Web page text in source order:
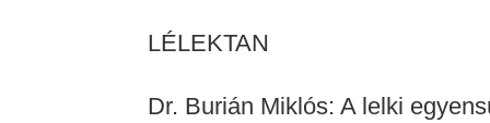
LÉLEKTAN
Dr. Burián Miklós: A lelki